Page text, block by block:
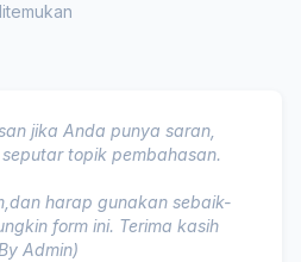
jika Anda punya saran,
topik pembahasan.
harap gunakan sebaik-
form ini. Terima kasih
Admin)